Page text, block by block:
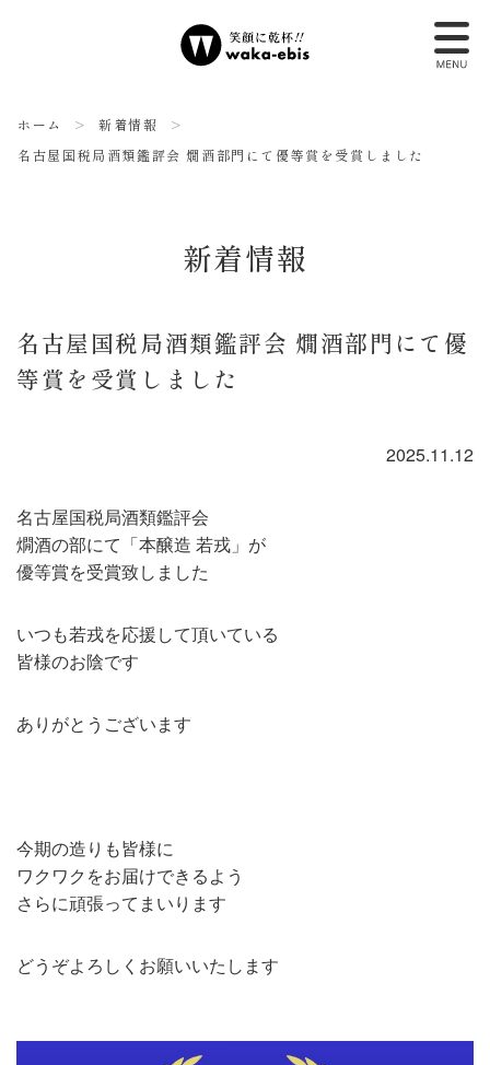
ホーム
新着情報
名古屋国税局酒類鑑評会 燗酒部門にて優等賞を受賞しました
新着情報
名古屋国税局酒類鑑評会 燗酒部門にて優
等賞を受賞しました
2025.11.12
名古屋国税局酒類鑑評会
燗酒の部にて「本醸造 若戎」が
優等賞を受賞致しました
いつも若戎を応援して頂いている
皆様のお陰です
ありがとうございます
今期の造りも皆様に
ワクワクをお届けできるよう
さらに頑張ってまいります
どうぞよろしくお願いいたします